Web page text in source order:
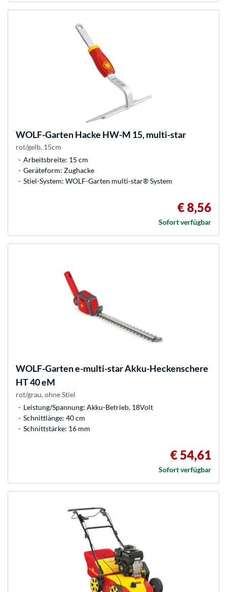
WOLF-GartenHacke HW-M 15, multi-star
rot/gelb, 15cm
Arbeitsbreite: 15 cm
Geräteform: Zughacke
Stiel-System: WOLF-Garten multi-star® System
€ 8,56
Sofort verfügbar
WOLF-Gartene-multi-star Akku-Heckenschere
HT 40 eM
rot/grau, ohne Stiel
Leistung/Spannung: Akku-Betrieb, 18Volt
Schnittlänge: 40 cm
Schnittstärke: 16 mm
€ 54,61
Sofort verfügbar